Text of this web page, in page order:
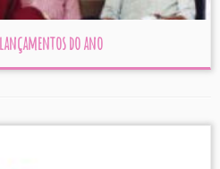
do ano